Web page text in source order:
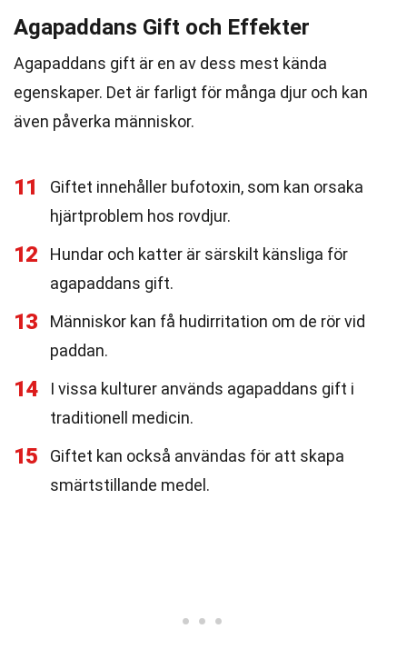
Agapaddans Gift och Effekter
Agapaddans gift är en av dess mest kända
egenskaper. Det är farligt för många djur och kan
även påverka människor.
11
Giftet innehåller bufotoxin, som kan orsaka
hjärtproblem hos rovdjur.
12
Hundar och katter är särskilt känsliga för
agapaddans gift.
13
Människor kan få hudirritation om de rör vid
paddan.
14
I vissa kulturer används agapaddans gift i
traditionell medicin.
15
Giftet kan också användas för att skapa
smärtstillande medel.